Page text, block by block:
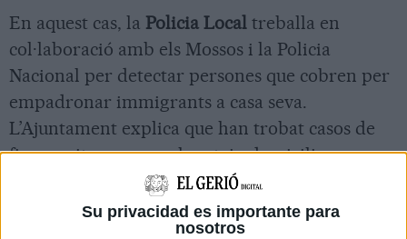
Su privacidad es importante para
nosotros
En aquest cas, la Policia Local treballa en
col·laboració amb els Mossos i la Policia
Nacional per detectar persones que cobren per
empadronar immigrants a casa seva.
L’Ajuntament explica que han trobat casos de
fins a vuit persones al mateix domicili, sense
que cap hi visqués. El consistori avisa que
“seguirà fent pressió”.